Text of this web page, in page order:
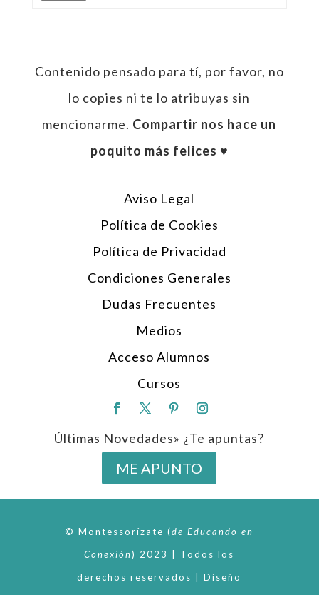
Contenido pensado para tí, por favor, no
lo copies ni te lo atribuyas sin
mencionarme. Compartir nos hace un
poquito más felices ♥︎
Aviso Legal
Política de Cookies
Política de Privacidad
Condiciones Generales
Dudas Frecuentes
Medios
Acceso Alumnos
Cursos
Últimas Novedades» ¿Te apuntas?
ME APUNTO
© Montessorízate(de Educando en
Conexión) 2023 | Todos los
derechos reservados | Diseño